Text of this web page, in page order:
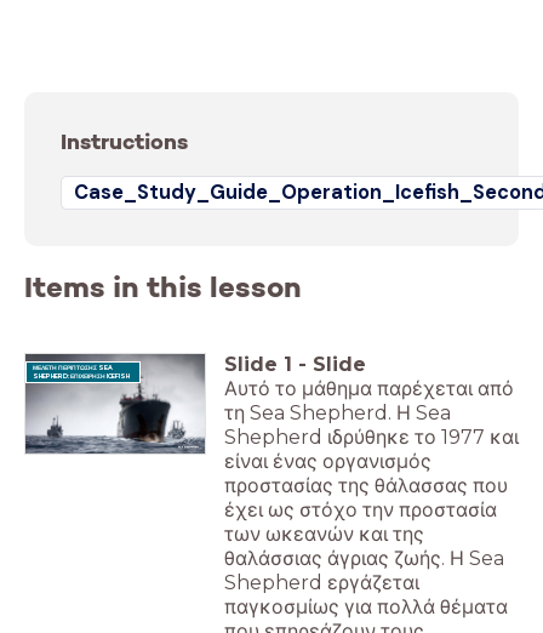
Instructions
Items in this lesson
ΜΕΛΕΤΗ ΠΕΡΙΠΤΩΣΗΣ SEA
SHEPHERD: ΕΠΙΧΕΙΡΗΣΗ ICEFISH
Slide 1 - Slide
Αυτό το μάθημα παρέχεται από
τη Sea Shepherd. Η Sea
Shepherd ιδρύθηκε το 1977 και
είναι ένας οργανισμός
προστασίας της θάλασσας που
έχει ως στόχο την προστασία
των ωκεανών και της
θαλάσσιας άγριας ζωής. Η Sea
Shepherd εργάζεται
παγκοσμίως για πολλά θέματα